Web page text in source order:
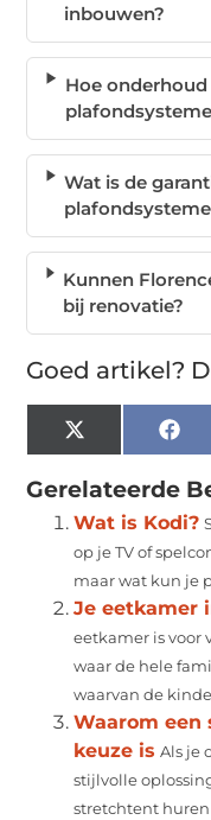
inbouwen?
Hoe
Wat is de
Kunnen
bij renovatie?
Goed artikel?
X
(Twitter)
Gerelateerde
Wat is Kodi?
op je TV of
maar wat kun je
Je eetkamer
eetkamer is voor
waar de hele
waarvan de
Waarom een
keuze is Als je
stijlvolle
stretchtent